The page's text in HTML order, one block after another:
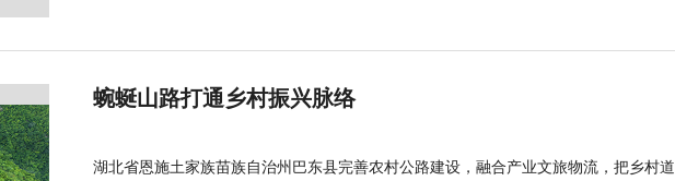
蜿蜒山路打通乡村振兴脉络
湖北省恩施土家族苗族自治州巴东县完善农村公路建设，融合产业文旅物流，把乡村